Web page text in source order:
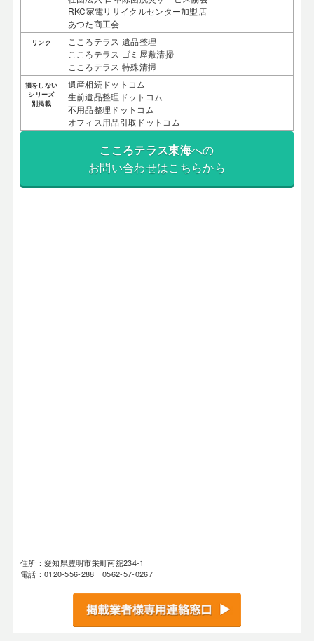
RKC家電リサイクルセンター加盟店
あつた商工会
リンク
こころテラス 遺品整理
こころテラス ゴミ屋敷清掃
こころテラス 特殊清掃
損をしない
シリーズ
別掲載
遺産相続ドットコム
生前遺品整理ドットコム
不用品整理ドットコム
オフィス用品引取ドットコム
こころテラス東海への
お問い合わせはこちらから
住所：愛知県豊明市栄町南舘234-1
電話：0120-556-288 0562-57-0267